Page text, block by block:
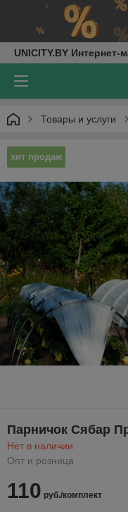
UNICITY.BY Интернет-
Товары и услуги
хит продаж
Парничок Сябар
Нет в наличии
Опт и розница
110 руб./комплект